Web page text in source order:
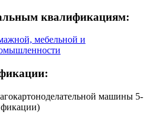
квалификациям:
мебельной и
машины 5-